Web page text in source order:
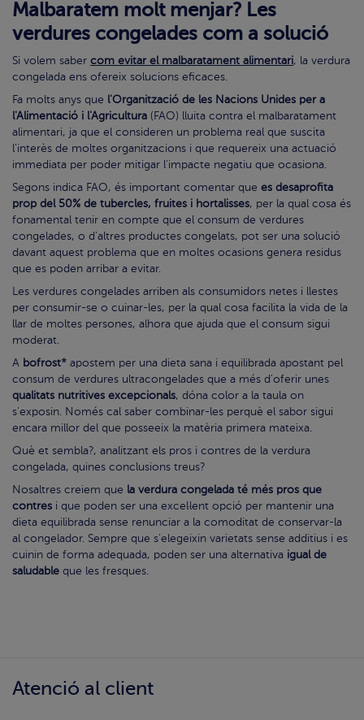
Malbaratem molt menjar? Les
verdures congelades com a solució
Si volem saber com evitar el malbaratament alimentari, la verdura
congelada ens ofereix solucions eficaces.
Fa molts anys que l'Organització de les Nacions Unides per a
l'Alimentació i l'Agricultura (FAO) lluita contra el malbaratament
alimentari, ja que el consideren un problema real que suscita
l'interès de moltes organitzacions i que requereix una actuació
immediata per poder mitigar l'impacte negatiu que ocasiona.
Segons indica FAO, és important comentar que es desaprofita
prop del 50% de tubercles, fruites i hortalisses, per la qual cosa és
fonamental tenir en compte que el consum de verdures
congelades, o d'altres productes congelats, pot ser una solució
davant aquest problema que en moltes ocasions genera residus
que es poden arribar a evitar.
Les verdures congelades arriben als consumidors netes i llestes
per consumir-se o cuinar-les, per la qual cosa facilita la vida de la
llar de moltes persones, alhora que ajuda que el consum sigui
moderat.
A bofrost* apostem per una dieta sana i equilibrada apostant pel
consum de verdures ultracongelades que a més d'oferir unes
qualitats nutritives excepcionals, dóna color a la taula on
s'exposin. Només cal saber combinar-les perquè el sabor sigui
encara millor del que posseeix la matèria primera mateixa.
Què et sembla?, analitzant els pros i contres de la verdura
congelada, quines conclusions treus?
Nosaltres creiem que la verdura congelada té més pros que
contres i que poden ser una excel·lent opció per mantenir una
dieta equilibrada sense renunciar a la comoditat de conservar-la
al congelador. Sempre que s'elegeixin varietats sense additius i es
cuinin de forma adequada, poden ser una alternativa igual de
saludable que les fresques.
Atenció al client